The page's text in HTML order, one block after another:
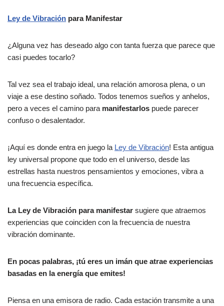
Ley de Vibración para Manifestar
¿Alguna vez has deseado algo con tanta fuerza que parece que
casi puedes tocarlo?
Tal vez sea el trabajo ideal, una relación amorosa plena, o un
viaje a ese destino soñado. Todos tenemos sueños y anhelos,
pero a veces el camino para manifestarlos puede parecer
confuso o desalentador.
¡Aquí es donde entra en juego la Ley de Vibración! Esta antigua
ley universal propone que todo en el universo, desde las
estrellas hasta nuestros pensamientos y emociones, vibra a
una frecuencia específica.
La Ley de Vibración para manifestar sugiere que atraemos
experiencias que coinciden con la frecuencia de nuestra
vibración dominante.
En pocas palabras, ¡tú eres un imán que atrae experiencias
basadas en la energía que emites!
Piensa en una emisora de radio. Cada estación transmite a una